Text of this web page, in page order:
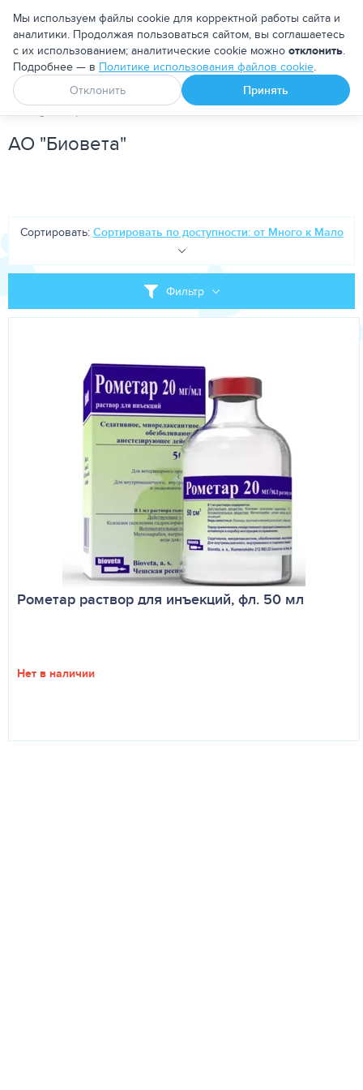
Москва
Апоквел Ветмедин От блох и клещей
PetDog Бренд АО "Биовета"
АО "Биовета"
Фильтр
Сортировать: Сортировать по доступности: от Много к Мало
Рометар раствор для инъекций, фл. 50 мл
Нет в наличии
Мы используем файлы cookie для корректной работы сайта и
аналитики. Продолжая пользоваться сайтом, вы соглашаетесь
с их использованием; аналитические cookie можно отклонить.
Подробнее — в Политике использования файлов cookie.
Отклонить
Принять